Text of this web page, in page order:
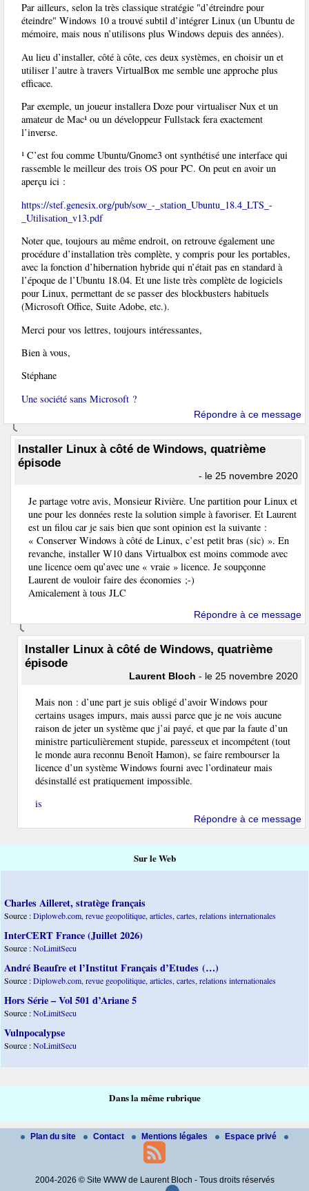
Par ailleurs, selon la très classique stratégie "d’étreindre pour
éteindre" Windows 10 a trouvé subtil d’intégrer Linux (un Ubuntu de
mémoire, mais nous n’utilisons plus Windows depuis des années).
Au lieu d’installer, côté à côte, ces deux systèmes, en choisir un et
utiliser l’autre à travers VirtualBox me semble une approche plus
efficace.
Par exemple, un joueur installera Doze pour virtualiser Nux et un
amateur de Mac¹ ou un développeur Fullstack fera exactement
l’inverse.
¹ C’est fou comme Ubuntu/Gnome3 ont synthétisé une interface qui
rassemble le meilleur des trois OS pour PC. On peut en avoir un
aperçu ici :
https://stef.genesix.org/pub/sow_-_station_Ubuntu_18.4_LTS_-
_Utilisation_v13.pdf
Noter que, toujours au même endroit, on retrouve également une
procédure d’installation très complète, y compris pour les portables,
avec la fonction d’hibernation hybride qui n’était pas en standard à
l’époque de l’Ubuntu 18.04. Et une liste très complète de logiciels
pour Linux, permettant de se passer des blockbusters habituels
(Microsoft Office, Suite Adobe, etc.).
Merci pour vos lettres, toujours intéressantes,
Bien à vous,
Stéphane
Une société sans Microsoft ?
Répondre à ce message
Installer Linux à côté de Windows, quatrième
épisode
- le 25 novembre 2020
Je partage votre avis, Monsieur Rivière. Une partition pour Linux et
une pour les données reste la solution simple à favoriser. Et Laurent
est un filou car je sais bien que sont opinion est la suivante :
« Conserver Windows à côté de Linux, c’est petit bras (sic) ». En
revanche, installer W10 dans Virtualbox est moins commode avec
une licence oem qu’avec une « vraie » licence. Je soupçonne
Laurent de vouloir faire des économies ;-)
Amicalement à tous JLC
Répondre à ce message
Installer Linux à côté de Windows, quatrième
épisode
Laurent Bloch - le 25 novembre 2020
Mais non : d’une part je suis obligé d’avoir Windows pour
certains usages impurs, mais aussi parce que je ne vois aucune
raison de jeter un système que j’ai payé, et que par la faute d’un
ministre particulièrement stupide, paresseux et incompétent (tout
le monde aura reconnu Benoît Hamon), se faire rembourser la
licence d’un système Windows fourni avec l’ordinateur mais
désinstallé est pratiquement impossible.
is
Répondre à ce message
Sur le Web
Charles Ailleret, stratège français
Source :Diploweb.com, revue geopolitique, articles, cartes, relations internationales
InterCERT France (Juillet 2026)
Source :NoLimitSecu
André Beaufre et l’Institut Français d’Etudes (…)
Source :Diploweb.com, revue geopolitique, articles, cartes, relations internationales
Hors Série – Vol 501 d’Ariane 5
Source :NoLimitSecu
Vulnpocalypse
Source :NoLimitSecu
Dans la même rubrique
Plan du site Contact Mentions légales Espace privé
2004-2026 © Site WWW de Laurent Bloch - Tous droits réservés